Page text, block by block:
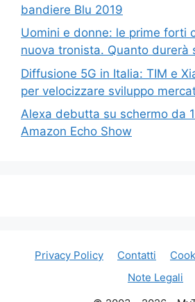
bandiere Blu 2019
Uomini e donne: le prime forti
nuova tronista. Quanto durerà
Diffusione 5G in Italia: TIM e
per velocizzare sviluppo
Alexa debutta su schermo da
Amazon Echo Show
Privacy Policy Contatti
Note Legali